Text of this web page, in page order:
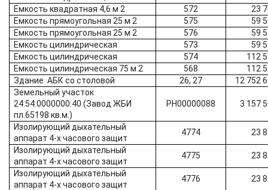
Емкость квадратная 4,6 м 2
572
23
Емкость прямоугольная 25 м 2
575
59
Емкость прямоугольная 25 м 2
576
59
Емкость цилиндрическая
573
59
Емкость цилиндрическая
574
112
Емкость цилиндрическая 75 м 2
568
112
Здание АБК со столовой
26, 27
12 752
Земельный участок
24:54:0000000:40 (Завод ЖБИ
пл.65198 кв.м.)
РН00000088 3 157
Изолирующий дыхательный
аппарат 4-х часового защит
4774
23
Изолирующий дыхательный
аппарат 4-х часового защит
4775
23
Изолирующий дыхательный
аппарат 4-х часового защит
4776
23